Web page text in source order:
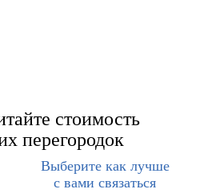
стоимость
перегородок
Выберите как лучше
с вами связаться